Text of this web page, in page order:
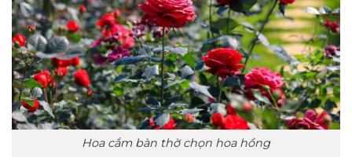
Hoa cắm bàn thờ chọn hoa hồng